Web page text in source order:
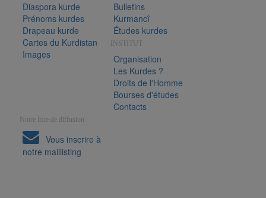
Diaspora kurde
Prénoms kurdes
Drapeau kurde
Cartes du Kurdistan
Images
Bulletins
Kurmancî
Études kurdes
INSTITUT
Organisation
Les Kurdes ?
Droits de l'Homme
Bourses d'études
Contacts
Notre liste de diffusion
Vous inscrire à
notre maillisting